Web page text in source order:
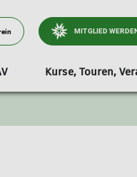
MITGLIED
Bergsteigen
Kurse, Touren,
Sektionsmagazin
Gebietsführer